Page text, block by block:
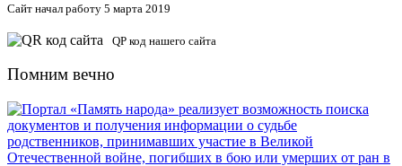
Сайт начал работу 5 марта 2019
QP код нашего сайта
Помним вечно